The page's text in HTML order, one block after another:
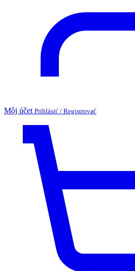
Môj účet Prihlásiť / Registrovať